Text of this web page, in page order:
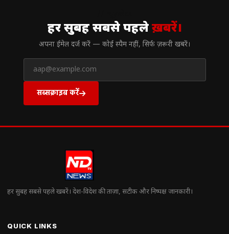
हर सुबह सबसे पहलेख़बरें।
अपना ईमेल दर्ज करें — कोई स्पैम नहीं, सिर्फ ज़रूरी खबरें।
सब्सक्राइब करें
हर सुबह सबसे पहले खबरें। देश-विदेश की ताज़ा, सटीक और निष्पक्ष जानकारी।
QUICK LINKS